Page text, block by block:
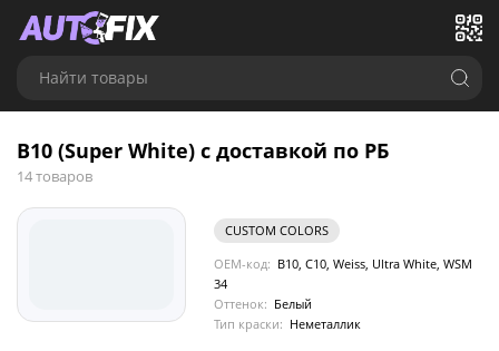
Найти товары
B10 (Super White) с доставкой по РБ
14 товаров
CUSTOM COLORS
OEM-код: B10, C10, Weiss, Ultra White, WSM
34
Оттенок: Белый
Тип краски: Неметаллик